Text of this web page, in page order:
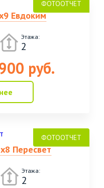
Евдоким
Этажа:
2
руб.
Пересвет
Этажа:
2